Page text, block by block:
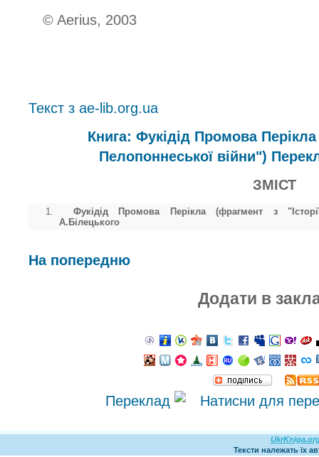
© Aerius, 2003
Текст з ae-lib.org.ua
Книга: Фукідід Промова Перікла
Пелопоннеської війни")
ЗМІСТ
1.
Фукідід Промова Перікла (фрагмент з
А.Білецького
На попередню
Додати в
Переклад
Тексти належать їх